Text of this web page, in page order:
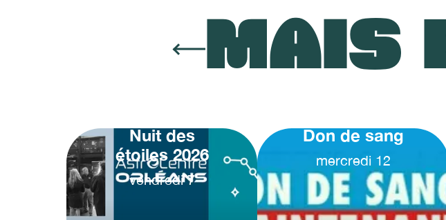
MAIS
Nuit des
étoiles 2026
vendredi 7
Don de sang
mercredi 12